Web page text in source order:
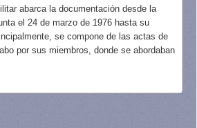
abarca la documentación desde la
el 24 de marzo de 1976 hasta su
se compone de las actas de
por sus miembros, donde se abordaban